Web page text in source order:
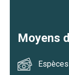
Moyens
Espèces